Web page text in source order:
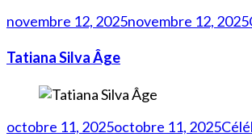
novembre 12, 2025novembre 12, 2025
Tatiana Silva Âge
octobre 11, 2025octobre 11, 2025